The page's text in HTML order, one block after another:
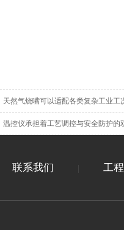
天然气烧嘴可以适配各类复杂工业工
温控仪承担着工艺调控与安全防护的
联系我们 工